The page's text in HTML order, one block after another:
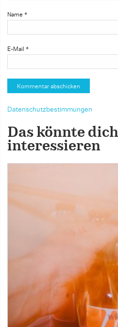
Name *
E-Mail *
Datenschutzbestimmungen
Das könnte
interessieren